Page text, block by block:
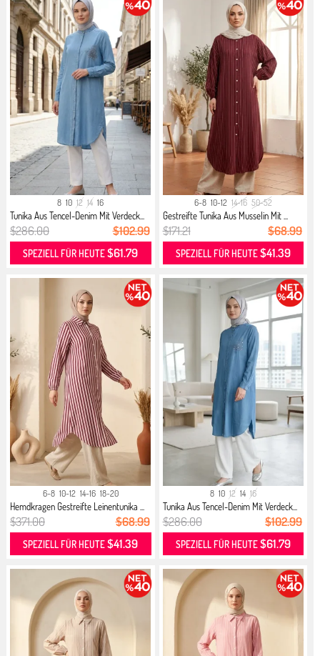
8 10 12 14 16
Tunika Aus Tencel-Denim Mit Verdeck...
$286.00 $102.99
SPEZIELL FÜR HEUTE$61.79
6-8 10-12 14-16 50-52
Gestreifte Tunika Aus Musselin Mit ...
$171.21 $68.99
SPEZIELL FÜR HEUTE$41.39
6-8 10-12 14-16 18-20
Hemdkragen Gestreifte Leinentunika ...
$371.00 $68.99
SPEZIELL FÜR HEUTE$41.39
8 10 12 14 16
Tunika Aus Tencel-Denim Mit Verdeck...
$286.00 $102.99
SPEZIELL FÜR HEUTE$61.79